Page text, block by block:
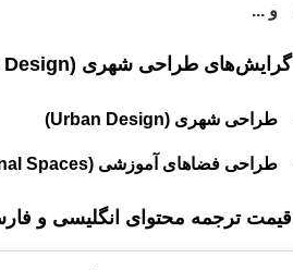
و ...
طراحی شهری (Urban Design) جهت ارائه خدمات ترجمه توسط ترجمه‌یار :
طراحی شهری (Urban Design)
طراحی فضاهای آموزشی (Designing Educational Spaces)
ترجمه محتوای انگلیسی و